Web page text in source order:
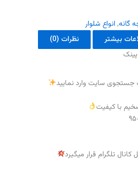
گانه, انواع شلوار
بیشتر
نظرات (0)
سایت وارد نمایید
با کیفیت
تلگرام قرار میگیرد